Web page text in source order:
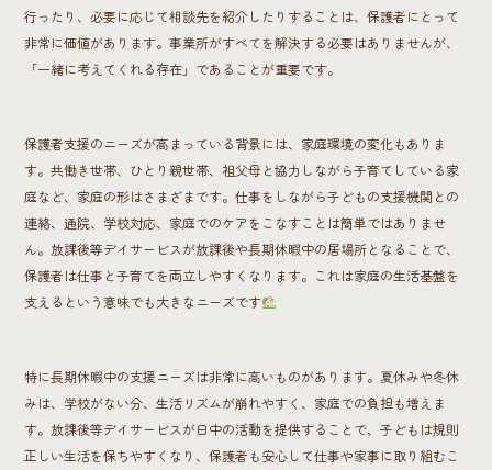
行ったり、必要に応じて相談先を紹介したりすることは、保護者にとって
非常に価値があります。事業所がすべてを解決する必要はありませんが、
「一緒に考えてくれる存在」であることが重要です。
保護者支援のニーズが高まっている背景には、家庭環境の変化もありま
す。共働き世帯、ひとり親世帯、祖父母と協力しながら子育てしている家
庭など、家庭の形はさまざまです。仕事をしながら子どもの支援機関との
連絡、通院、学校対応、家庭でのケアをこなすことは簡単ではありませ
ん。放課後等デイサービスが放課後や長期休暇中の居場所となることで、
保護者は仕事と子育てを両立しやすくなります。これは家庭の生活基盤を
支えるという意味でも大きなニーズです
特に長期休暇中の支援ニーズは非常に高いものがあります。夏休みや冬休
みは、学校がない分、生活リズムが崩れやすく、家庭での負担も増えま
す。放課後等デイサービスが日中の活動を提供することで、子どもは規則
正しい生活を保ちやすくなり、保護者も安心して仕事や家事に取り組むこ